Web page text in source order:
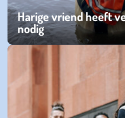
Harige vriend heeft
nodig
vrijdag 24 januari 2025